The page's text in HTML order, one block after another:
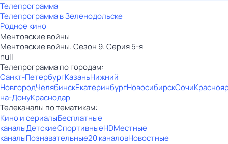
Телепрограмма
Телепрограмма в Зеленодольске
Родное кино
Ментовские войны
Ментовские войны. Сезон 9. Серия 5-я
null
Телепрограмма по городам:
Санкт-ПетербургКазаньНижний
НовгородЧелябинскЕкатеринбургНовосибирскСочи
на-ДонуКраснодар
Телеканалы по тематикам:
Кино и сериалыБесплатные
каналыДетскиеСпортивныеHDМестные
каналыПознавательные20 каналовНовостные